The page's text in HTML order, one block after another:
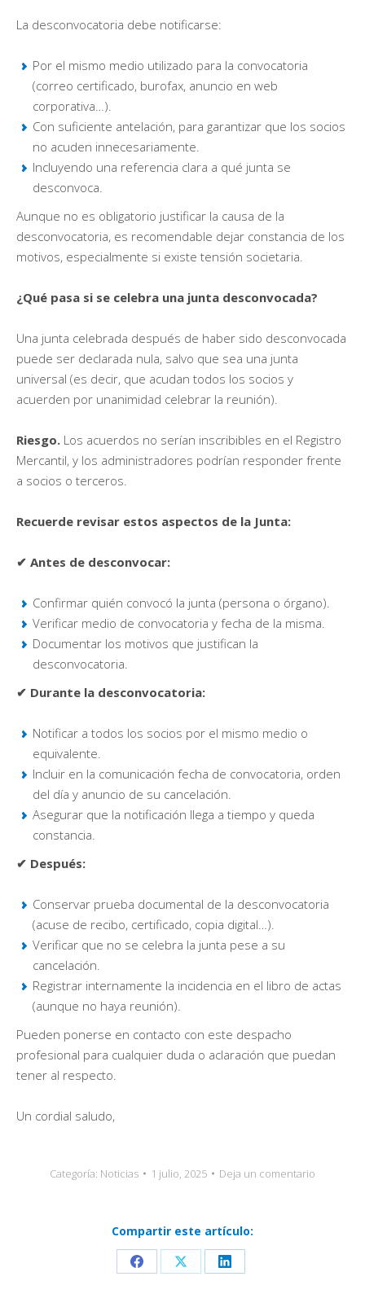
La desconvocatoria debe notificarse:
Por el mismo medio utilizado para la convocatoria
(correo certificado, burofax, anuncio en web
corporativa…).
Con suficiente antelación, para garantizar que los socios
no acuden innecesariamente.
Incluyendo una referencia clara a qué junta se
desconvoca.
Aunque no es obligatorio justificar la causa de la
desconvocatoria, es recomendable dejar constancia de los
motivos, especialmente si existe tensión societaria.
¿Qué pasa si se celebra una junta desconvocada?
Una junta celebrada después de haber sido desconvocada
puede ser declarada nula, salvo que sea una junta
universal (es decir, que acudan todos los socios y
acuerden por unanimidad celebrar la reunión).
Riesgo. Los acuerdos no serían inscribibles en el Registro
Mercantil, y los administradores podrían responder frente
a socios o terceros.
Recuerde revisar estos aspectos de la Junta:
✔ Antes de desconvocar:
Confirmar quién convocó la junta (persona o órgano).
Verificar medio de convocatoria y fecha de la misma.
Documentar los motivos que justifican la
desconvocatoria.
✔ Durante la desconvocatoria:
Notificar a todos los socios por el mismo medio o
equivalente.
Incluir en la comunicación fecha de convocatoria, orden
del día y anuncio de su cancelación.
Asegurar que la notificación llega a tiempo y queda
constancia.
✔ Después:
Conservar prueba documental de la desconvocatoria
(acuse de recibo, certificado, copia digital…).
Verificar que no se celebra la junta pese a su
cancelación.
Registrar internamente la incidencia en el libro de actas
(aunque no haya reunión).
Pueden ponerse en contacto con este despacho
profesional para cualquier duda o aclaración que puedan
tener al respecto.
Un cordial saludo,
Categoría: Noticias 1 julio, 2025 Deja un comentario
Compartir este artículo:
Share Share Share